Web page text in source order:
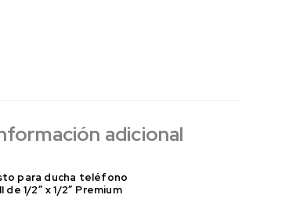
adicional
para ducha teléfono
de 1/2″ x 1/2″ Premium